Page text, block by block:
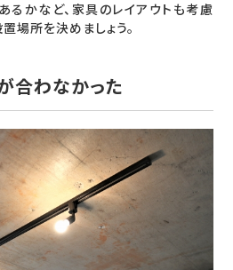
るかなど、家具のレイアウトも考慮
場所を決めましょう。
合わなかった